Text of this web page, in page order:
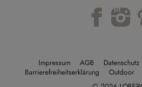
Impressum AGB Datenschutz
Barrierefreiheitserklärung
Outdoor